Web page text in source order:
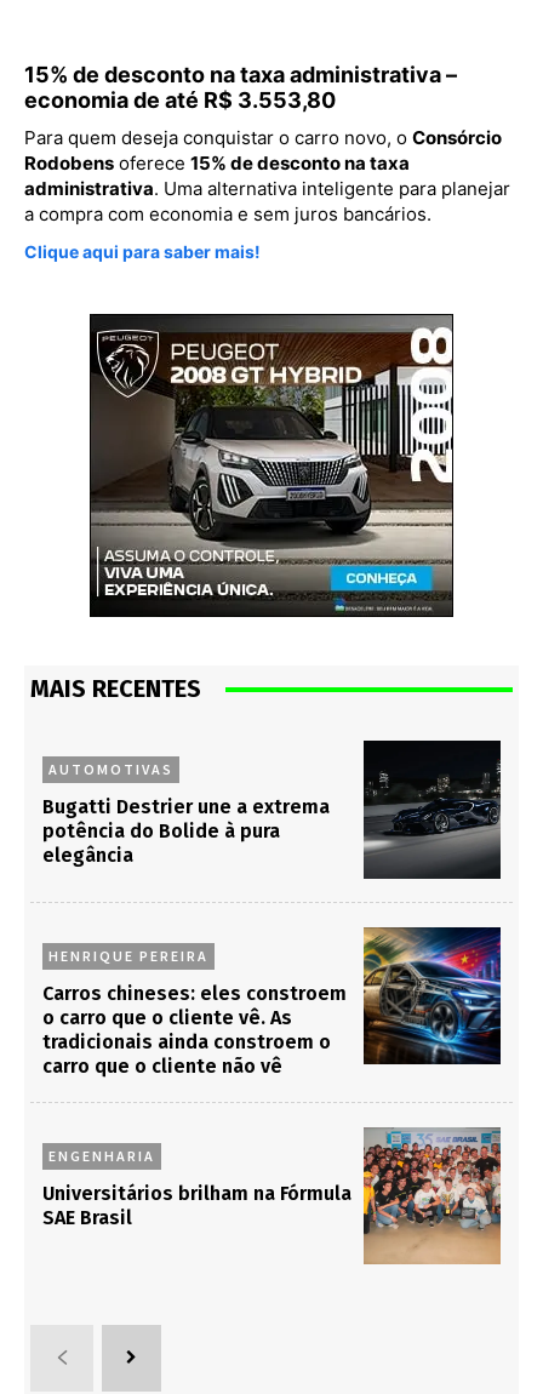
15% de desconto na taxa administrativa –
economia de até R$ 3.553,80
Para quem deseja conquistar o carro novo, o Consórcio
Rodobens oferece 15% de desconto na taxa
administrativa. Uma alternativa inteligente para planejar
a compra com economia e sem juros bancários.
Clique aqui para saber mais!
MAIS RECENTES
AUTOMOTIVAS
Bugatti Destrier une a extrema
potência do Bolide à pura
elegância
HENRIQUE PEREIRA
Carros chineses: eles constroem
o carro que o cliente vê. As
tradicionais ainda constroem o
carro que o cliente não vê
ENGENHARIA
Universitários brilham na Fórmula
SAE Brasil